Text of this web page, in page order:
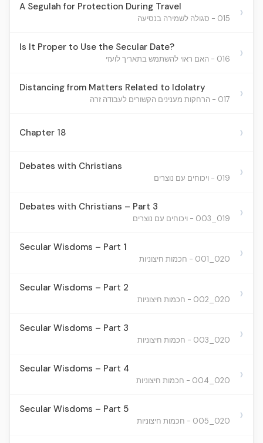
A Segulah for Protection During Travel
015 - סגולה לשמירה בנסיעה ›
Is It Proper to Use the Secular Date?
016 - האם ראוי להשתמש בתאריך לועזי ›
Distancing from Matters Related to Idolatry
017 - הרחקות מענינים הקשורים לעבודה זרה ›
Chapter 18 ›
Debates with Christians
019 - ויכוחים עם נוצרים ›
Debates with Christians – Part 3
019_003 - ויכוחים עם נוצרים ›
Secular Wisdoms – Part 1
020_001 - חכמות חיצוניות ›
Secular Wisdoms – Part 2
020_002 - חכמות חיצוניות ›
Secular Wisdoms – Part 3
020_003 - חכמות חיצוניות ›
Secular Wisdoms – Part 4
020_004 - חכמות חיצוניות ›
Secular Wisdoms – Part 5
020_005 - חכמות חיצוניות ›